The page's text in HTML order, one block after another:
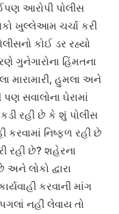
આરોપી પોલીસ
ખુલ્લેઆમ ચર્ચા કરી
કોઈ ડર રહ્યો
ગુનેગારોના હિંમતના
મારામારી, હુમલા અને
પણ સવાલોના ઘેરામાં
રહી છે કે શું પોલીસ
કરવામાં નિષ્ફળ રહી છે
રહી છે? શહેરના
અને લોકો દ્વારા
કરવાની માંગ
નહીં લેવાય તો